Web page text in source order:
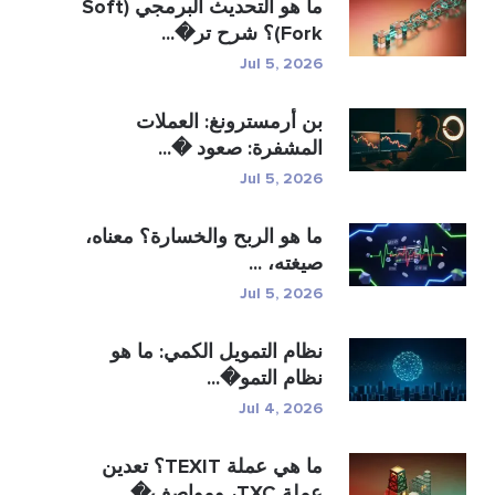
ما هو التحديث البرمجي (Soft
Fork)؟ شرح تر�...
Jul 5, 2026
بن أرمسترونغ: العملات
المشفرة: صعود �...
Jul 5, 2026
ما هو الربح والخسارة؟ معناه،
صيغته، ...
Jul 5, 2026
نظام التمويل الكمي: ما هو
نظام التمو�...
Jul 4, 2026
ما هي عملة TEXIT؟ تعدين